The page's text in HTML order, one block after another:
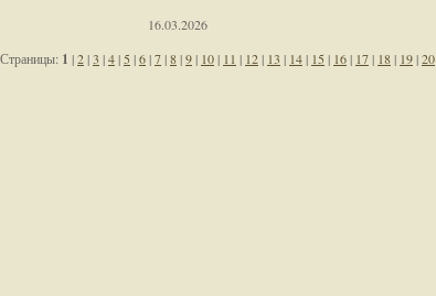
16.03.2026
Страницы: 1 |2|3 |4| 5 |6|7|8|9| 10| 11 | 12| 13 | 14| 15 | 16| 17| 18| 19|20